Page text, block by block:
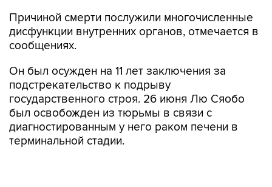
Причиной смерти послужили многочисленные
дисфункции внутренних органов, отмечается в
сообщениях.
Он был осужден на 11 лет заключения за
подстрекательство к подрыву
государственного строя. 26 июня Лю Сяобо
был освобожден из тюрьмы в связи с
диагностированным у него раком печени в
терминальной стадии.